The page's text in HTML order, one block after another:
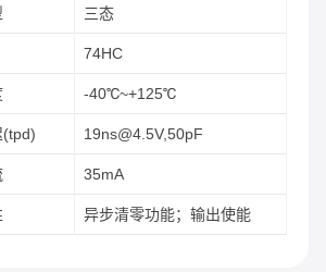
三态
74HC
-40℃~+125℃
(tpd) 19ns@4.5V,50pF
35mA
异步清零功能；输出使能